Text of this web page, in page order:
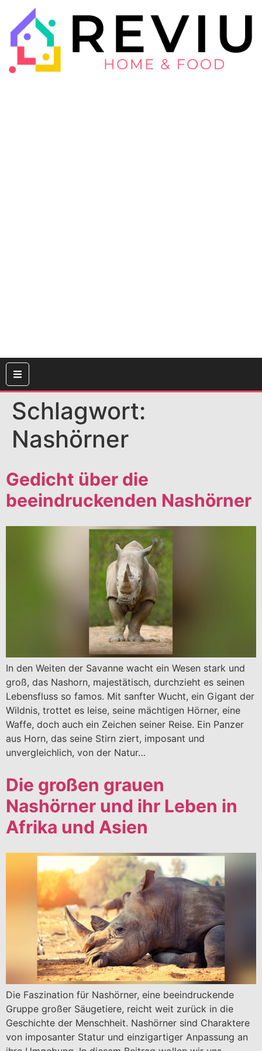
Schlagwort:
Nashörner
Gedicht über die
beeindruckenden Nashörner
In den Weiten der Savanne wacht ein Wesen stark und
groß, das Nashorn, majestätisch, durchzieht es seinen
Lebensfluss so famos. Mit sanfter Wucht, ein Gigant der
Wildnis, trottet es leise, seine mächtigen Hörner, eine
Waffe, doch auch ein Zeichen seiner Reise. Ein Panzer
aus Horn, das seine Stirn ziert, imposant und
unvergleichlich, von der Natur…
Die großen grauen
Nashörner und ihr Leben in
Afrika und Asien
Die Faszination für Nashörner, eine beeindruckende
Gruppe großer Säugetiere, reicht weit zurück in die
Geschichte der Menschheit. Nashörner sind Charaktere
von imposanter Statur und einzigartiger Anpassung an